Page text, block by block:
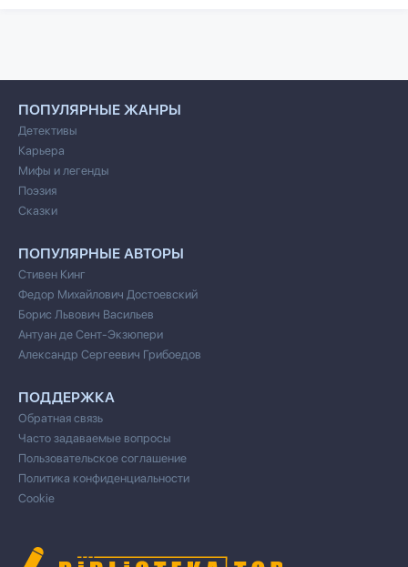
ПОПУЛЯРНЫЕ ЖАНРЫ
Детективы
Карьера
Мифы и легенды
Поэзия
Сказки
ПОПУЛЯРНЫЕ АВТОРЫ
Стивен Кинг
Федор Михайлович Достоевский
Борис Львович Васильев
Антуан де Сент-Экзюпери
Александр Сергеевич Грибоедов
ПОДДЕРЖКА
Обратная связь
Часто задаваемые вопросы
Пользовательское соглашение
Политика конфиденциальности
Cookie